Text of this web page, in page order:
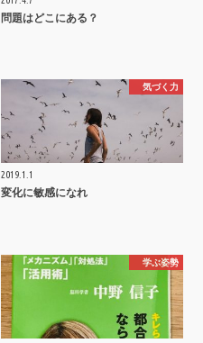
問題はどこにある？
気づく力
2019.1.1
変化に敏感になれ
学ぶ姿勢